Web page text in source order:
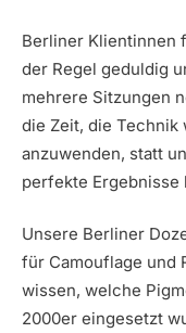
Berliner Klientinnen
der Regel geduldig
mehrere Sitzungen
die Zeit, die
anzuwenden, statt
perfekte Ergebnisse
Unsere Berliner
für Camouflage und
wissen, welche
2000er eingesetzt